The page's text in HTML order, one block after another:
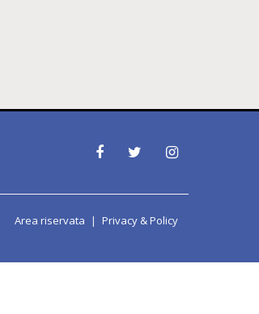
Area riservata Privacy & Policy